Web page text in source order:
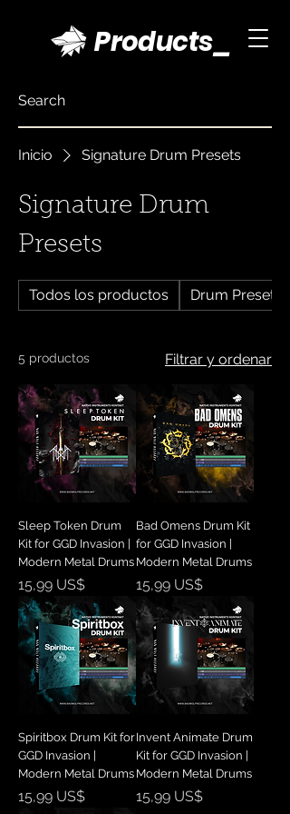
Products_
Inicio Signature Drum Presets
Signature Drum
Presets
Todos los productos Drum Presets
5 productos Filtrar y ordenar
Sleep Token Drum
Kit for GGD Invasion |
Modern Metal Drums
Precio
15,99 US$
Bad Omens Drum Kit
for GGD Invasion |
Modern Metal Drums
Precio
15,99 US$
Spiritbox Drum Kit for
GGD Invasion |
Modern Metal Drums
Precio
15,99 US$
Invent Animate Drum
Kit for GGD Invasion |
Modern Metal Drums
Precio
15,99 US$